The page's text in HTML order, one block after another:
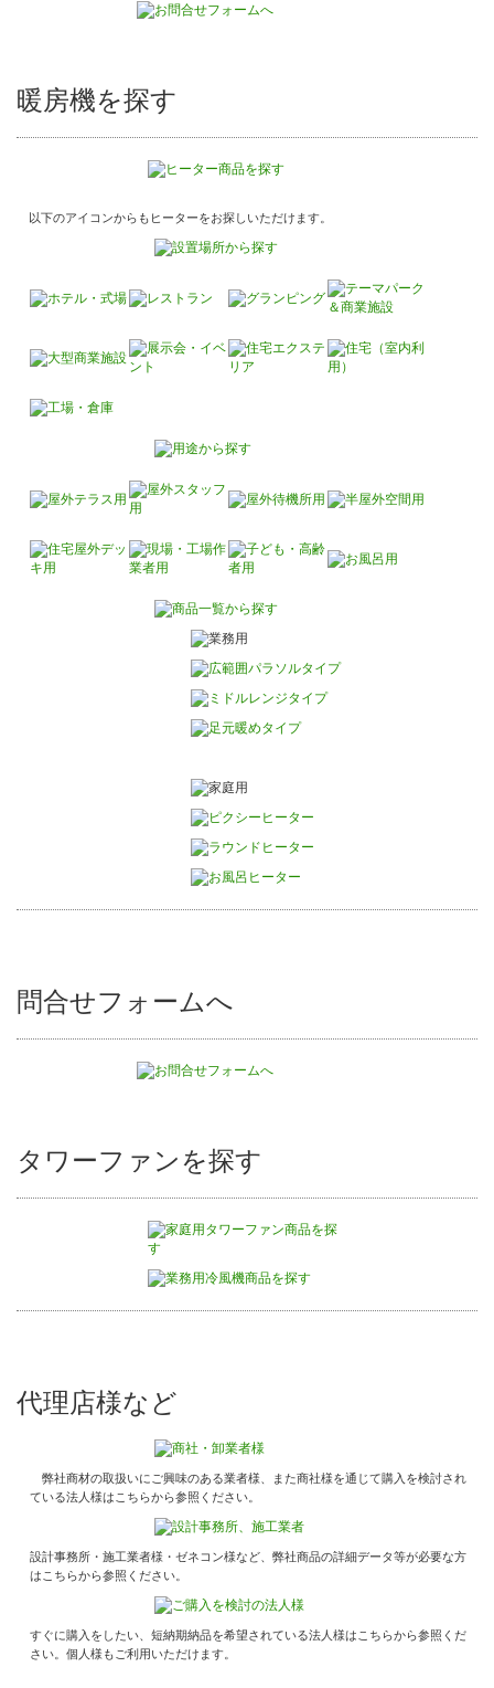
暖房機を探す
以下のアイコンからもヒーターをお探しいただけます。
問合せフォームへ
タワーファンを探す
代理店様など
弊社商材の取扱いにご興味のある業者様、また商社様を通じて購入を検討され
ている法人様はこちらから参照ください。
設計事務所・施工業者様・ゼネコン様など、弊社商品の詳細データ等が必要な方
はこちらから参照ください。
すぐに購入をしたい、短納期納品を希望されている法人様はこちらから参照くだ
さい。個人様もご利用いただけます。